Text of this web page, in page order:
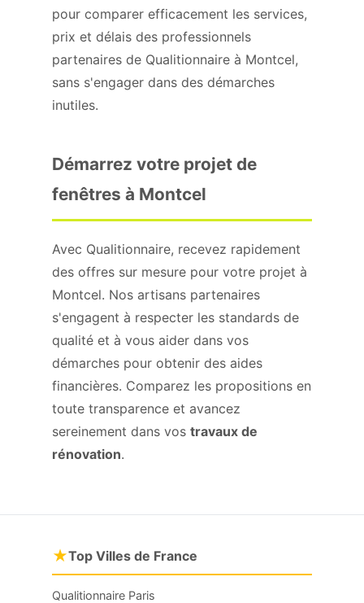
pour comparer efficacement les services,
prix et délais des professionnels
partenaires de Qualitionnaire à Montcel,
sans s'engager dans des démarches
inutiles.
Démarrez votre projet de
fenêtres à Montcel
Avec Qualitionnaire, recevez rapidement
des offres sur mesure pour votre projet à
Montcel. Nos artisans partenaires
s'engagent à respecter les standards de
qualité et à vous aider dans vos
démarches pour obtenir des aides
financières. Comparez les propositions en
toute transparence et avancez
sereinement dans vos travaux de
rénovation.
★Top Villes de France
Qualitionnaire Paris